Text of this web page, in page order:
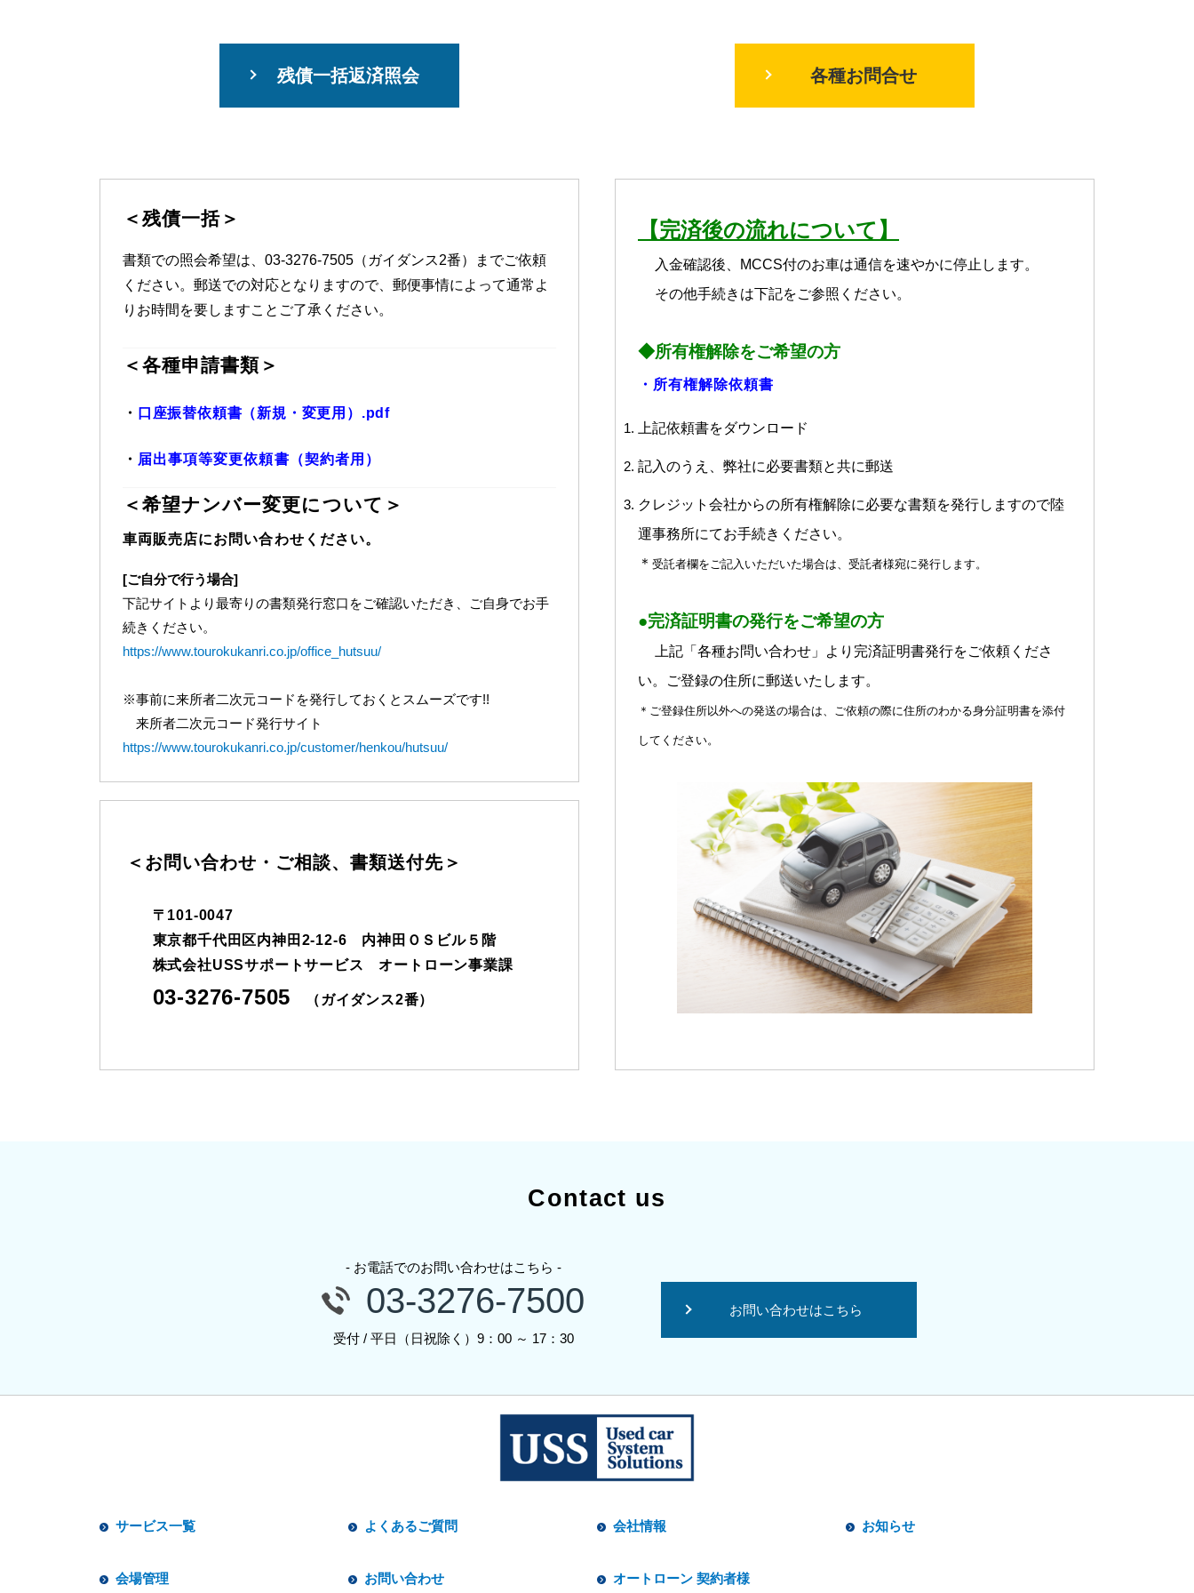
残債一括返済照会 各種お問合せ
＜残債一括＞
書類での照会希望は、03-3276-7505（ガイダンス2番）までご依頼
ください。郵送での対応となりますので、郵便事情によって通常よ
りお時間を要しますことご了承ください。
＜各種申請書類＞
・ 口座振替依頼書（新規・変更用）.pdf
・ 届出事項等変更依頼書（契約者用）
＜希望ナンバー変更について＞
車両販売店にお問い合わせください。
[ご自分で行う場合]
下記サイトより最寄りの書類発行窓口をご確認いただき、ご自身でお手
続きください。
https://www.tourokukanri.co.jp/office_hutsuu/
※事前に来所者二次元コードを発行しておくとスムーズです!!
来所者二次元コード発行サイト
https://www.tourokukanri.co.jp/customer/henkou/hutsuu/
＜お問い合わせ・ご相談、書類送付先＞
〒101-0047
東京都千代田区内神田2-12-6 内神田ＯＳビル５階
株式会社USSサポートサービス オートローン事業課
03-3276-7505 （ガイダンス2番）
【完済後の流れについて】
入金確認後、MCCS付のお車は通信を速やかに停止します。
その他手続きは下記をご参照ください。
◆所有権解除をご希望の方
・ 所有権解除依頼書
上記依頼書をダウンロード
記入のうえ、弊社に必要書類と共に郵送
クレジット会社からの所有権解除に必要な書類を発行しますので陸
運事務所にてお手続きください。
＊ 受託者欄をご記入いただいた場合は、受託者様宛に発行します。
●完済証明書の発行をご希望の方
上記「各種お問い合わせ」より完済証明書発行をご依頼くださ
い。ご登録の住所に郵送いたします。
＊ご登録住所以外への発送の場合は、ご依頼の際に住所のわかる身分証明書を添付
してください。
Contact us
- お電話でのお問い合わせはこちら -
03-3276-7500
受付 / 平日（日祝除く）9：00 ～ 17：30
お問い合わせはこちら
サービス一覧 よくあるご質問 会社情報 お知らせ
会場管理 お問い合わせ オートローン 契約者様